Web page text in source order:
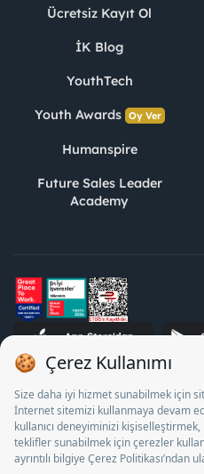
Ücretsiz Kayıt Ol
İK Blog
YouthTech
Youth Awards Oy Ver
Humanspire
Future Sales Leader
Academy
STJ İnsan Kaynakları
Bürosu Olarak 13/05/2025
faaliyette bulunmak üzere,
18/04/2025 tarih ve